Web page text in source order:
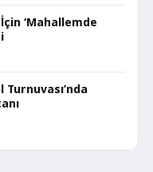
‘Mahallemde